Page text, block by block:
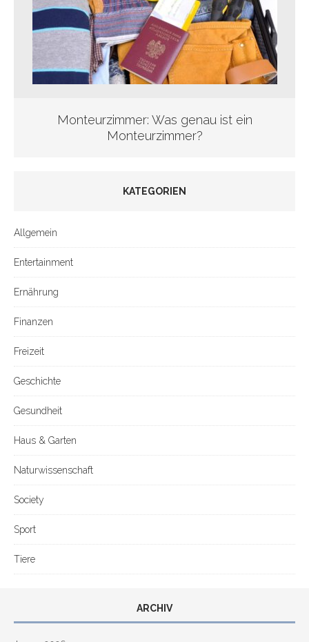
Monteurzimmer: Was genau ist ein
Monteurzimmer?
KATEGORIEN
Allgemein
Entertainment
Ernährung
Finanzen
Freizeit
Geschichte
Gesundheit
Haus & Garten
Naturwissenschaft
Society
Sport
Tiere
ARCHIV